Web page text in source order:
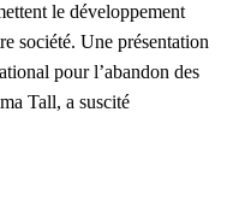
le développement
société. Une présentation
pour l’abandon des
Tall, a suscité